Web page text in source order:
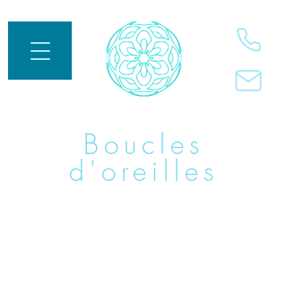
Boucles
d'oreilles